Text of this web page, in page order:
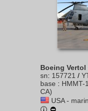
Boeing Vertol
sn: 157721 /
base : HMMT-
CA)
USA -